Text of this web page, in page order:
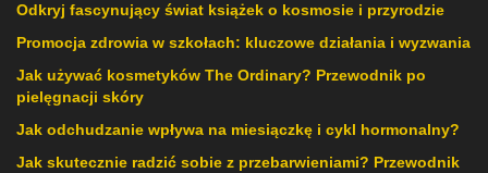
Odkryj fascynujący świat książek o kosmosie i przyrodzie
Promocja zdrowia w szkołach: kluczowe działania i wyzwania
Jak używać kosmetyków The Ordinary? Przewodnik po
pielęgnacji skóry
Jak odchudzanie wpływa na miesiączkę i cykl hormonalny?
Jak skutecznie radzić sobie z przebarwieniami? Przewodnik